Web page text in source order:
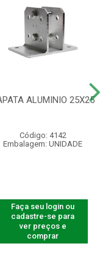
ALUMINIO 25X25
Código: 4142
Embalagem: UNIDADE
Faça seu login ou
cadastre-se para
ver preços e
comprar